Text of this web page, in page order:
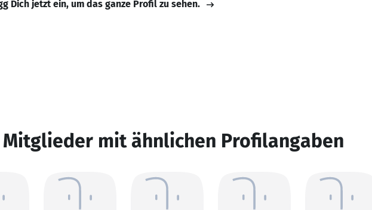
Dich jetzt ein, um das ganze Profil zu sehen.
Mitglieder mit ähnlichen Profilangaben